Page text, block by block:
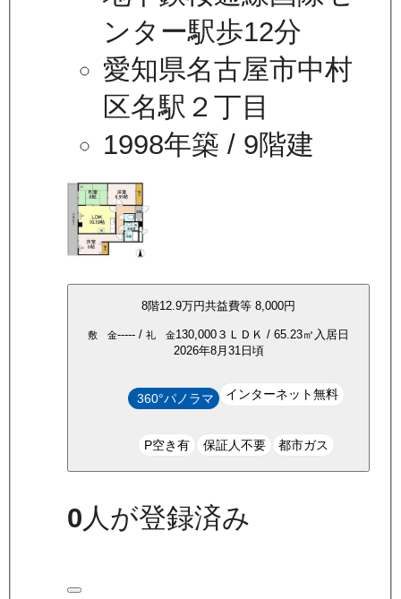
ンター駅歩12分
愛知県名古屋市中村
区名駅２丁目
1998年築 / 9階建
8階12.9万円共益費等 8,000円
敷 金----- / 礼 金130,000 ３ＬＤＫ / 65.23㎡ 入居日
2026年8月31日頃
360°パノラマ インターネット無料
P空き有 保証人不要 都市ガス
0 人が登録済み